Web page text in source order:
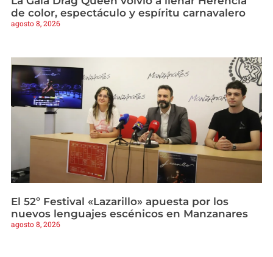
de color, espectáculo y espíritu carnavalero
agosto 8, 2026
El 52º Festival «Lazarillo» apuesta por los
nuevos lenguajes escénicos en Manzanares
agosto 8, 2026